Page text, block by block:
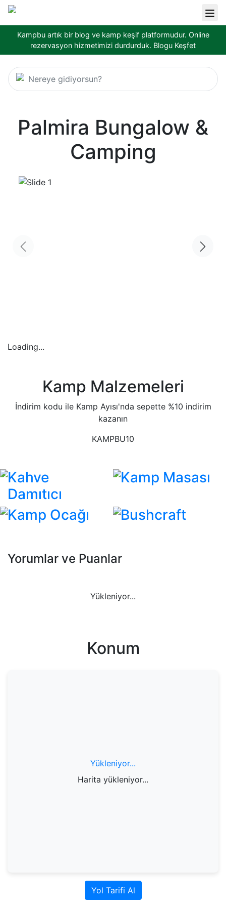
Kampbu artık bir blog ve kamp keşif platformudur. Online
rezervasyon hizmetimizi durdurduk. Blogu Keşfet
Nereye gidiyorsun?
Palmira Bungalow &
Camping
Loading...
Kamp Malzemeleri
İndirim kodu ile Kamp Ayısı'nda sepette %10 indirim
kazanın
KAMPBU10
Kahve
Damıtıcı
Kamp Masası
Kamp Ocağı Bushcraft
Yorumlar ve Puanlar
Yükleniyor...
Konum
Yükleniyor...
Harita yükleniyor...
Yol Tarifi Al